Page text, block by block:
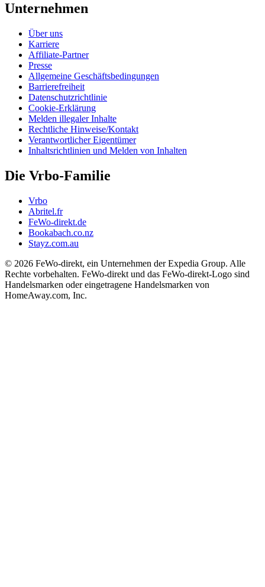
Unternehmen
Über uns
Karriere
Affiliate-Partner
Presse
Allgemeine Geschäftsbedingungen
Barrierefreiheit
Datenschutzrichtlinie
Cookie-Erklärung
Melden illegaler Inhalte
Rechtliche Hinweise/Kontakt
Verantwortlicher Eigentümer
Inhaltsrichtlinien und Melden von Inhalten
Die Vrbo-Familie
Vrbo
Abritel.fr
FeWo-direkt.de
Bookabach.co.nz
Stayz.com.au
© 2026 FeWo-direkt, ein Unternehmen der Expedia Group. Alle
Rechte vorbehalten. FeWo-direkt und das FeWo-direkt-Logo sind
Handelsmarken oder eingetragene Handelsmarken von
HomeAway.com, Inc.